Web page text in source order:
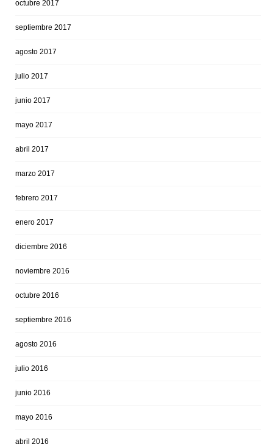
octubre 2017
septiembre 2017
agosto 2017
julio 2017
junio 2017
mayo 2017
abril 2017
marzo 2017
febrero 2017
enero 2017
diciembre 2016
noviembre 2016
octubre 2016
septiembre 2016
agosto 2016
julio 2016
junio 2016
mayo 2016
abril 2016